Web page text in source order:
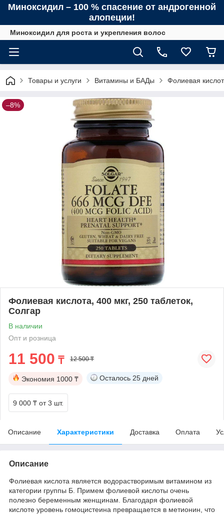
Миноксидил – 100 % спасение от андрогенной
алопеции!
Миноксидил для роста и укрепления волос
Товары и услуги Витамины и БАДы Фолиевая
–8%
Фолиевая кислота, 400 мкг, 250 таблеток,
Солгар
В наличии
Опт и розница
11 500 ₸ 12 500 ₸
Экономия 1000 ₸ Осталось 25 дней
9 000 ₸ от 3 шт.
Описание Характеристики Доставка Оплата
Описание
Фолиевая кислота является водорастворимым витамином из
категории группы Б. Примем фолиевой кислоты очень
полезно беременным женщинам. Благодаря фолиевой
кислоте уровень гомоцистеина превращается в метионин, что